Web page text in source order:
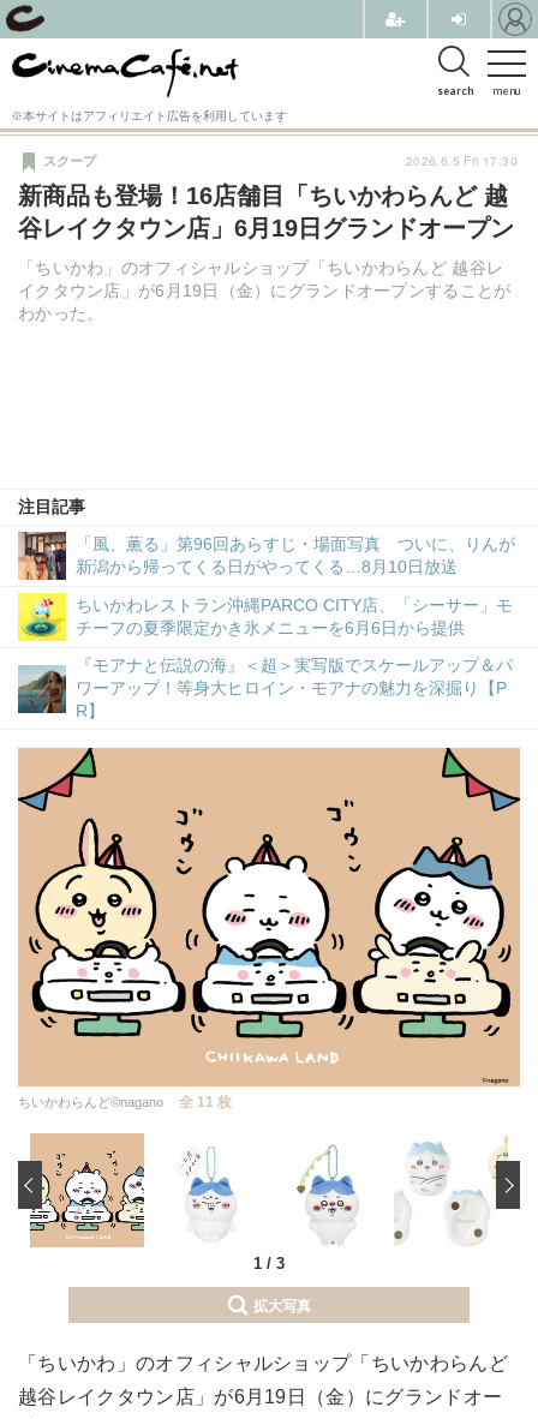
menu
search
※本サイトはアフィリエイト広告を利用しています
新商品も登場！16店舗目「ちいかわらんど 越
谷レイクタウン店」6月19日グランドオープン
「ちいかわ」のオフィシャルショップ「ちいかわらんど 越谷レ
イクタウン店」が6月19日（金）にグランドオープンすることが
わかった。
スクープ
注目記事
「風、薫る」第96回あらすじ・場面写真 ついに、りんが
新潟から帰ってくる日がやってくる…8月10日放送
ちいかわレストラン沖縄PARCO CITY店、「シーサー」モ
チーフの夏季限定かき氷メニューを6月6日から提供
『モアナと伝説の海』＜超＞実写版でスケールアップ＆パ
ワーアップ！等身大ヒロイン・モアナの魅力を深掘り【P
R】
2026.6.5 Fri 17:30
ちいかわらんど©nagano 全 11 枚
1 / 3
‹
拡大写真
「ちいかわ」のオフィシャルショップ「ちいかわらんど
越谷レイクタウン店」が6月19日（金）にグランドオー